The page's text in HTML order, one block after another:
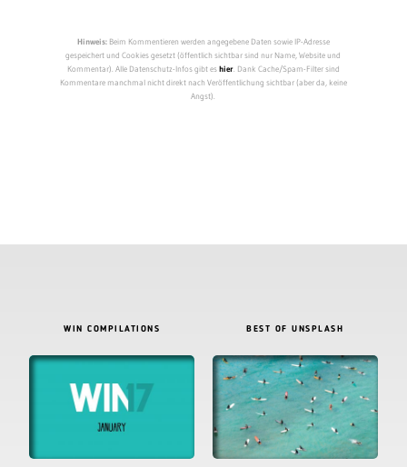
Hinweis:Beim Kommentieren werden angegebene Daten sowie IP-Adresse
gespeichert und Cookies gesetzt (öffentlich sichtbar sind nur Name, Website und
Kommentar). Alle Datenschutz-Infos gibt eshier. Dank Cache/Spam-Filter sind
Kommentare manchmal nicht direkt nach Veröffentlichung sichtbar (aber da, keine
Angst).
WIN COMPILATIONS BEST OF UNSPLASH